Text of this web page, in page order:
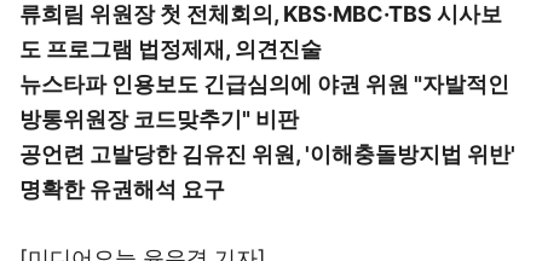
류희림 위원장 첫 전체회의, KBS·MBC·TBS 시사보
도 프로그램 법정제재, 의견진술
뉴스타파 인용보도 긴급심의에 야권 위원 "자발적인
방통위원장 코드맞추기" 비판
공언련 고발당한 김유진 위원, '이해충돌방지법 위반'
명확한 유권해석 요구